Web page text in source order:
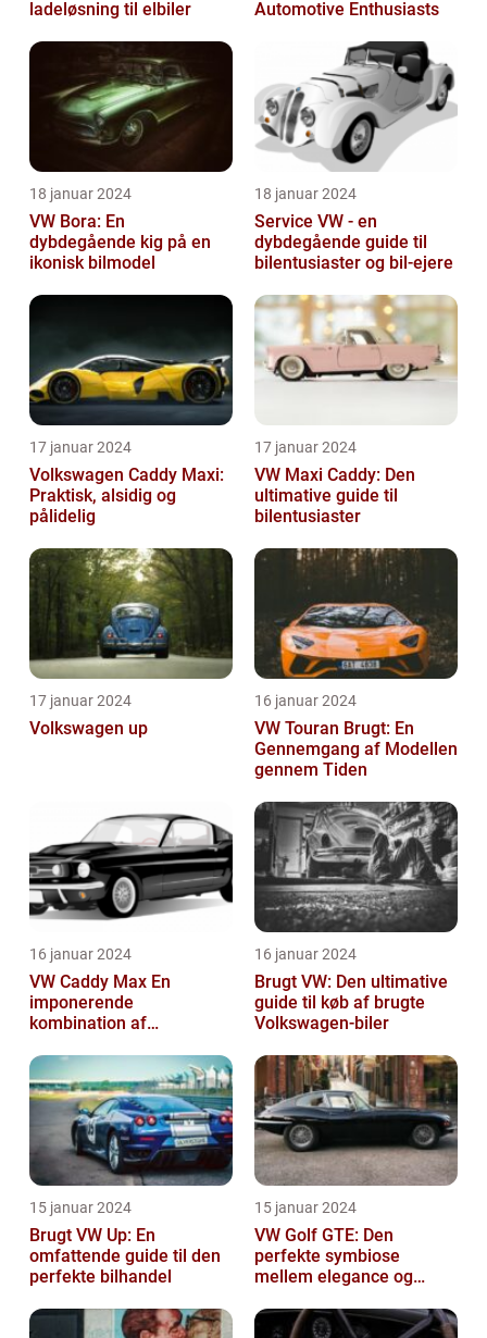
ladeløsning til elbiler
Automotive Enthusiasts
18 januar 2024
VW Bora: En
dybdegående kig på en
ikonisk bilmodel
18 januar 2024
Service VW - en
dybdegående guide til
bilentusiaster og bil-ejere
17 januar 2024
Volkswagen Caddy Maxi:
Praktisk, alsidig og
pålidelig
17 januar 2024
VW Maxi Caddy: Den
ultimative guide til
bilentusiaster
17 januar 2024
Volkswagen up
16 januar 2024
VW Touran Brugt: En
Gennemgang af Modellen
gennem Tiden
16 januar 2024
VW Caddy Max En
imponerende
kombination af
og komfort
16 januar 2024
Brugt VW: Den ultimative
guide til køb af brugte
Volkswagen-biler
15 januar 2024
Brugt VW Up: En
omfattende guide til den
perfekte bilhandel
15 januar 2024
VW Golf GTE: Den
perfekte symbiose
mellem elegance og